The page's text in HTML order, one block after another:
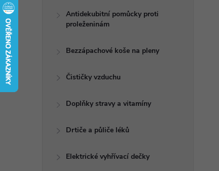
Antidekubitní pomůcky proti
proleženinám
Bezzápachové koše na pleny
Čističky vzduchu
Doplňky stravy a vitamíny
Drtiče a půliče léků
Elektrické vyhřívací dečky